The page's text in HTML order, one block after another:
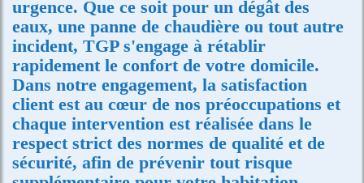
urgence. Que ce soit pour un dégât des
eaux, une panne de chaudière ou tout autre
incident, TGP s'engage à rétablir
rapidement le confort de votre domicile.
Dans notre engagement, la satisfaction
client est au cœur de nos préoccupations et
chaque intervention est réalisée dans le
respect strict des normes de qualité et de
sécurité, afin de prévenir tout risque